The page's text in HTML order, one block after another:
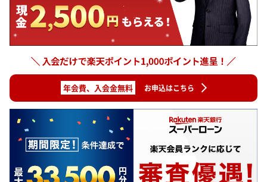
年会費、入会金無料 お申込はこちら